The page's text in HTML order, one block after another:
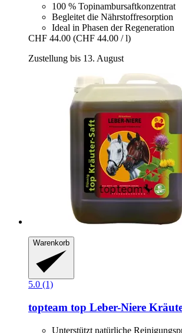
100 % Topinambursaftkonzentrat
Begleitet die Nährstoffresorption
Ideal in Phasen der Regeneration
CHF 44.00 (CHF 44.00 / l)
Zustellung bis 13. August
Warenkorb
5.0 (1)
topteam top Leber-​Niere
Unterstützt natürliche